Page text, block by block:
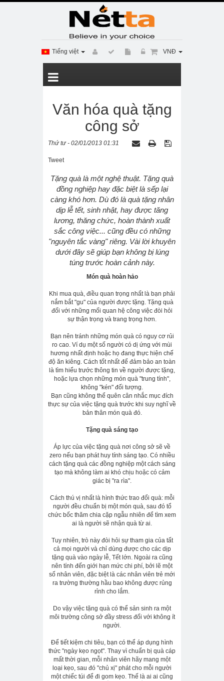
Tiếng việt VNĐ
Văn hóa quà tặng
công sở
Thứ tư - 02/01/2013 01:31
Tweet
Tặng quà là một nghệ thuật. Tặng quà
đồng nghiệp hay đặc biệt là sếp lại
càng khó hơn. Dù đó là quà tặng nhân
dịp lễ tết, sinh nhật, hay được tăng
lương, thăng chức, hoàn thành xuất
sắc công việc... cũng đều có những
"nguyên tắc vàng" riêng. Vài lời khuyên
dưới đây sẽ giúp bạn không bị lúng
túng trước hoàn cảnh này.
Món quà hoàn hảo
Khi mua quà, điều quan trọng nhất là bạn phải
nắm bắt "gu" của người được tặng. Tặng quà
đối với những mối quan hệ công việc đòi hỏi
sự thận trọng và trang trọng hơn.
Bạn nên tránh những món quà có nguy cơ rủi
ro cao. Ví dụ một số người có dị ứng với mùi
hương nhất định hoặc họ đang thực hiện chế
độ ăn kiêng. Cách tốt nhất để đảm bảo an toàn
là tìm hiểu trước thông tin về người được tặng,
hoặc lựa chọn những món quà "trung tính",
không "kén" đối tượng.
Bạn cũng không thể quên cân nhắc mục đích
thực sự của việc tặng quà trước khi suy nghĩ về
bản thân món quà đó.
Tặng quà sáng tạo
Áp lực của việc tặng quà nơi công sở sẽ về
zero nếu bạn phát huy tính sáng tạo. Có nhiều
cách tặng quà các đồng nghiệp một cách sáng
tạo mà không làm ai khó chịu hoặc có cảm
giác bị "ra rìa".
Cách thú vị nhất là hình thức trao đổi quà: mỗi
người đều chuẩn bị một món quà, sau đó tổ
chức bốc thăm chia cặp ngẫu nhiên để tìm xem
ai là người sẽ nhận quà từ ai.
Tuy nhiên, trò này đòi hỏi sự tham gia của tất
cả mọi người và chỉ dùng được cho các dịp
tặng quà vào ngày lễ, Tết lớn. Ngoài ra cũng
nên tính đến giới hạn mức chi phí, bởi lẽ một
số nhân viên, đặc biệt là các nhân viên trẻ mới
ra trường thường hầu bao không được rủng
rỉnh cho lắm.
Do vậy việc tặng quà có thể sản sinh ra một
môi trường công sở đầy stress đối với không ít
người.
Để tiết kiệm chi tiêu, bạn có thể áp dụng hình
thức "ngày kẹo ngọt". Thay vì chuẩn bị quà cáp
mất thời gian, mỗi nhân viên hãy mang một
loại kẹo, sau đó "chủ xị" phát cho mỗi người
một chiếc túi để đi gom kẹo. Thế là ai ai cũng